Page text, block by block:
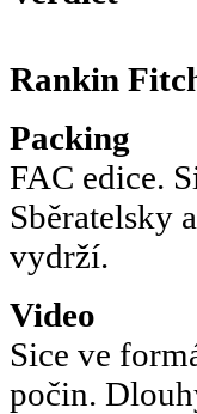
Rankin
Packing
FAC edice.
Sběratelsky
vydrží.
Video
Sice ve
počin.